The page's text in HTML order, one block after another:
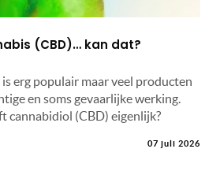
(CBD)… kan dat?
erg populair maar veel producten
en soms gevaarlijke werking.
cannabidiol (CBD) eigenlijk?
07 juli 2026